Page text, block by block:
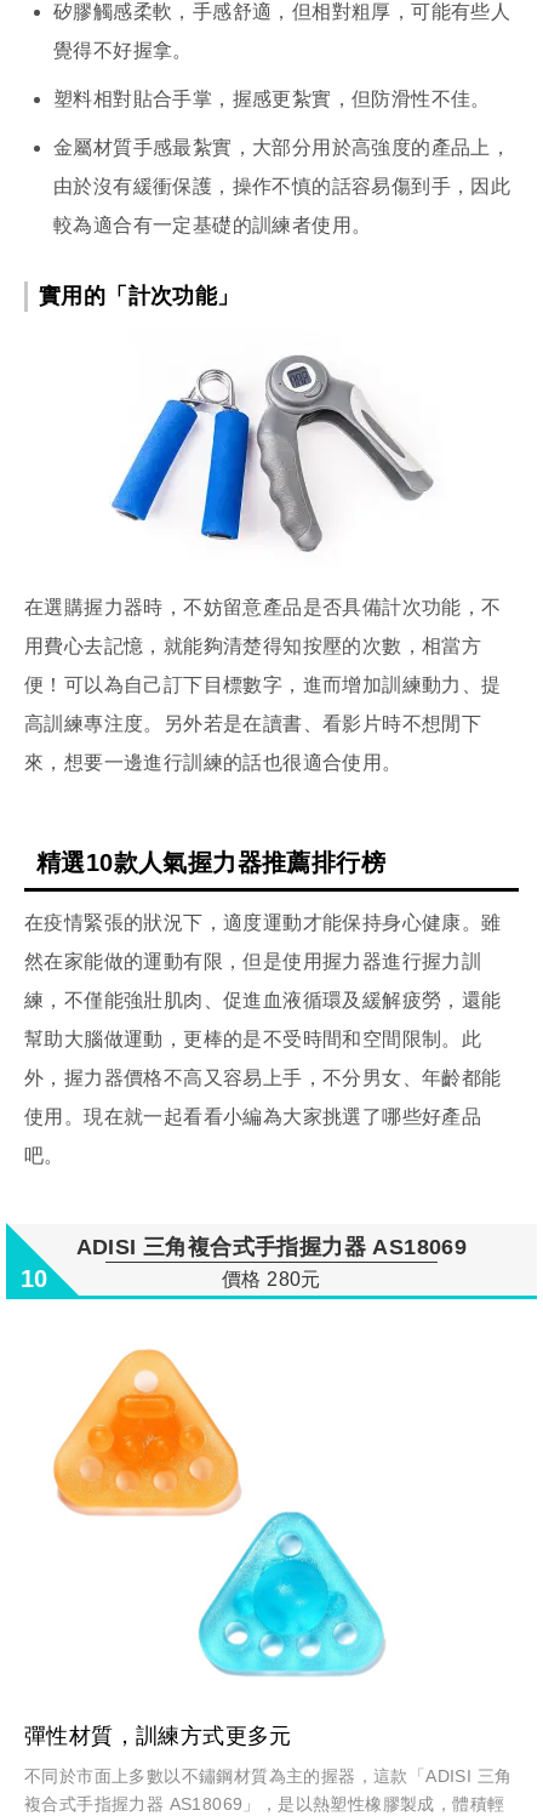
矽膠觸感柔軟，手感舒適，但相對粗厚，可能有些人
覺得不好握拿。
塑料相對貼合手掌，握感更紮實，但防滑性不佳。
金屬材質手感最紮實，大部分用於高強度的產品上，
由於沒有緩衝保護，操作不慎的話容易傷到手，因此
較為適合有一定基礎的訓練者使用。
實用的「計次功能」
在選購握力器時，不妨留意產品是否具備計次功能，不
用費心去記憶，就能夠清楚得知按壓的次數，相當方
便！可以為自己訂下目標數字，進而增加訓練動力、提
高訓練專注度。另外若是在讀書、看影片時不想閒下
來，想要一邊進行訓練的話也很適合使用。
精選10款人氣握力器推薦排行榜
在疫情緊張的狀況下，適度運動才能保持身心健康。雖
然在家能做的運動有限，但是使用握力器進行握力訓
練，不僅能強壯肌肉、促進血液循環及緩解疲勞，還能
幫助大腦做運動，更棒的是不受時間和空間限制。此
外，握力器價格不高又容易上手，不分男女、年齡都能
使用。現在就一起看看小編為大家挑選了哪些好產品
吧。
10
ADISI 三角複合式手指握力器 AS18069
價格 280元
彈性材質，訓練方式更多元
不同於市面上多數以不鏽鋼材質為主的握器，這款「ADISI 三角
複合式手指握力器 AS18069」，是以熱塑性橡膠製成，體積輕